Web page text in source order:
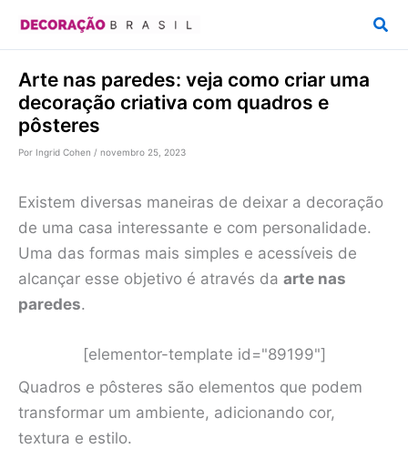
conteúdo
Arte nas paredes: veja como criar uma
decoração criativa com quadros e
pôsteres
Por Ingrid Cohen / novembro 25, 2023
Existem diversas maneiras de deixar a decoração
de uma casa interessante e com personalidade.
Uma das formas mais simples e acessíveis de
alcançar esse objetivo é através da arte nas
paredes.
[elementor-template id="89199"]
Quadros e pôsteres são elementos que podem
transformar um ambiente, adicionando cor,
textura e estilo.